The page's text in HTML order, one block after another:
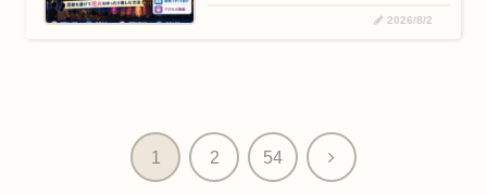
2026/8/2
1 2 54 次